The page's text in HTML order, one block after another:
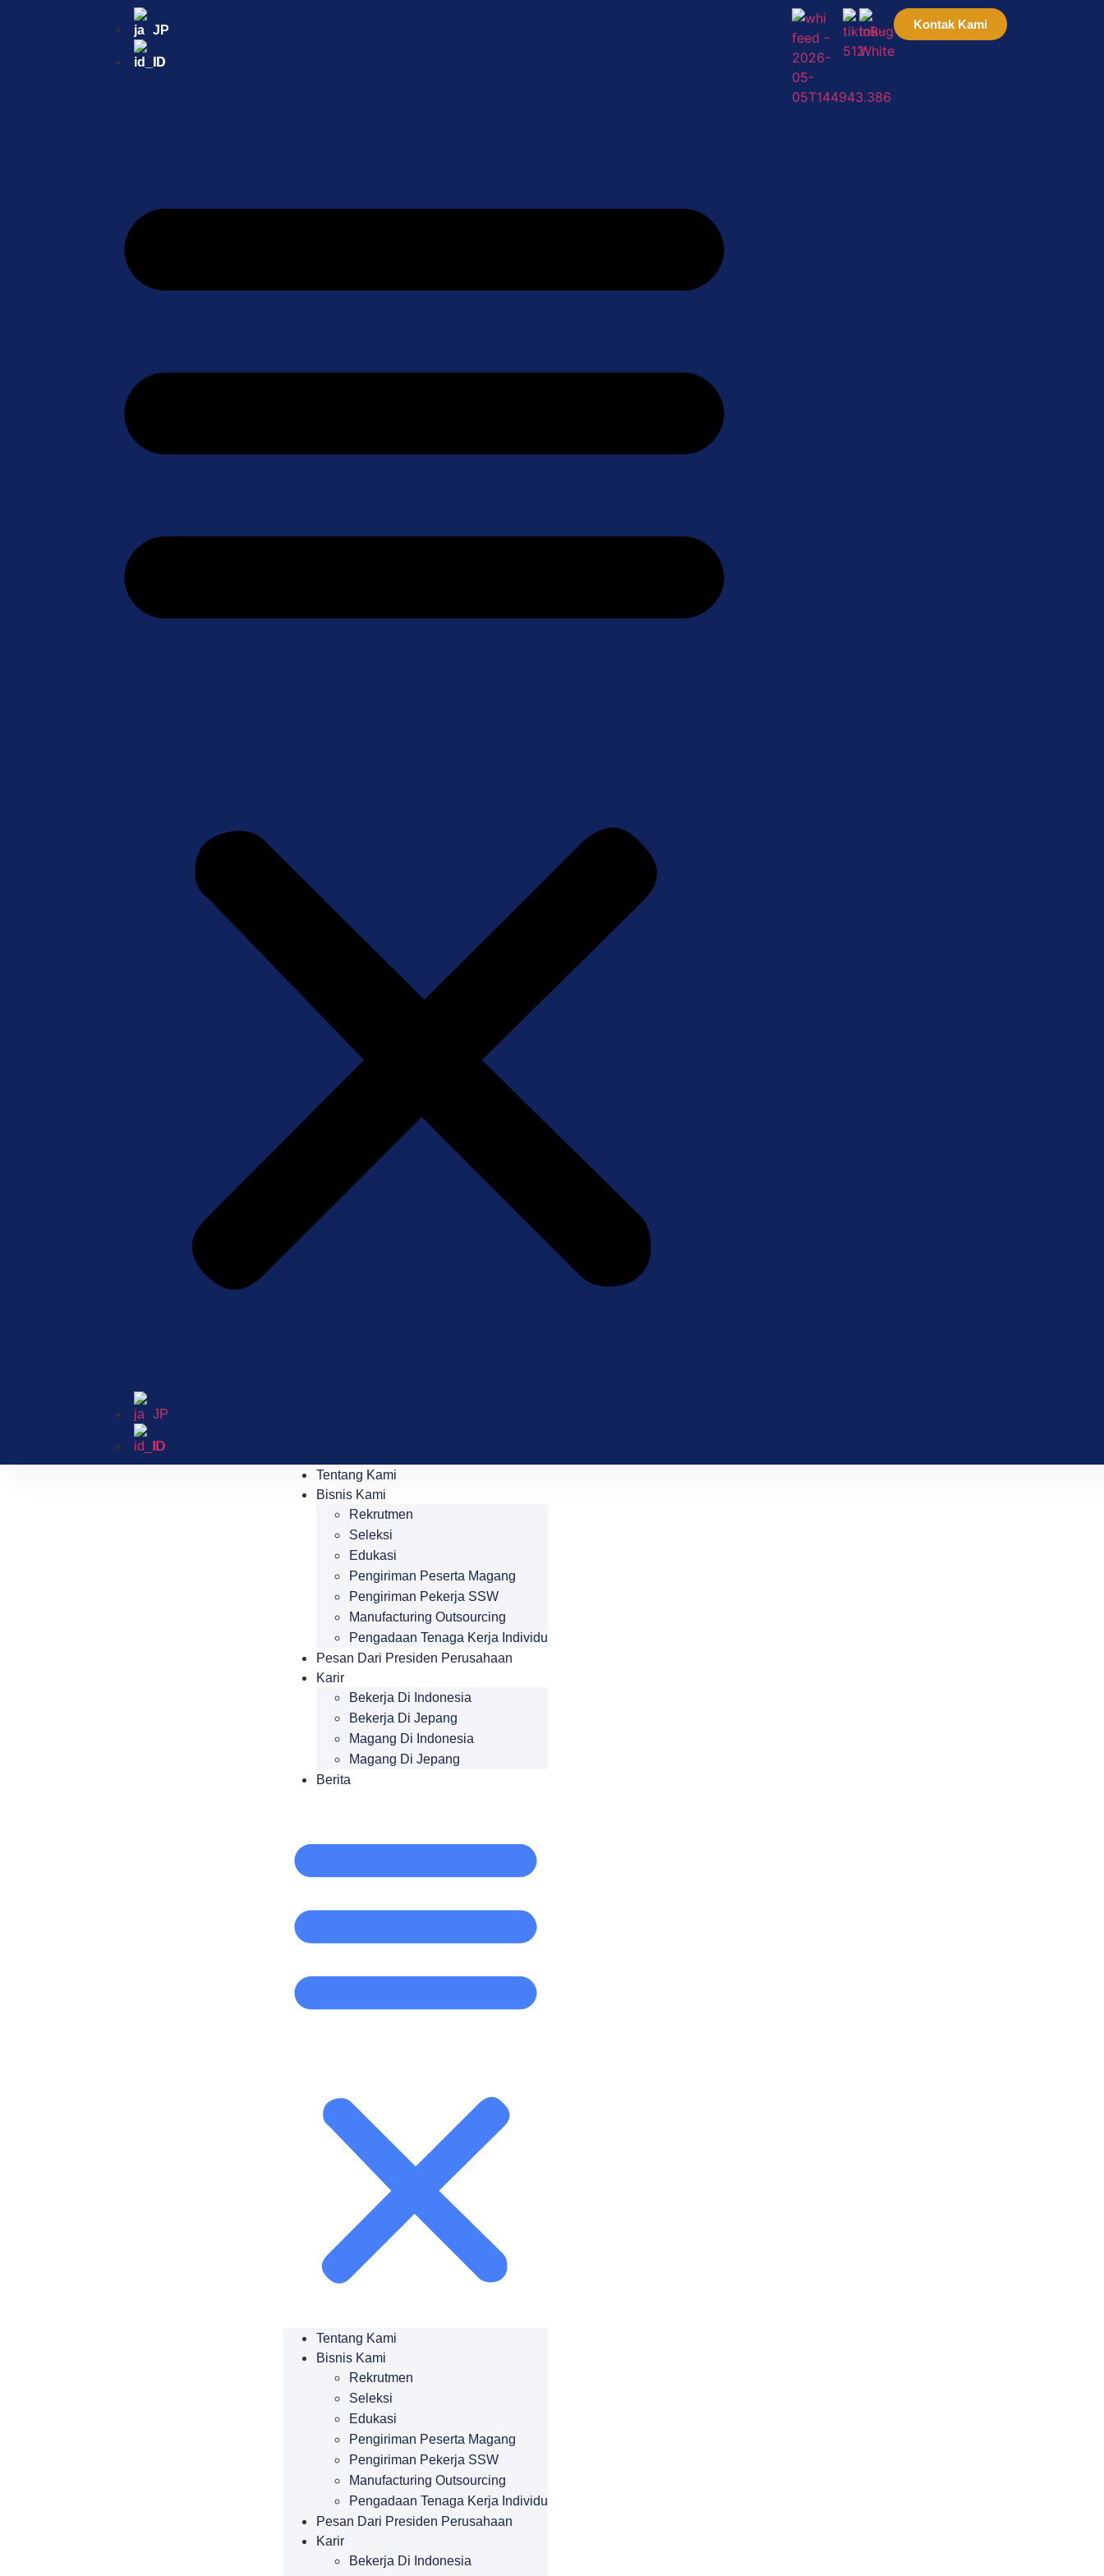
JP
ID
JP
ID
Kontak Kami
Tentang Kami
Bisnis Kami
Rekrutmen
Seleksi
Edukasi
Pengiriman Peserta Magang
Pengiriman Pekerja SSW
Manufacturing Outsourcing
Pengadaan Tenaga Kerja Individu
Pesan Dari Presiden Perusahaan
Karir
Bekerja Di Indonesia
Bekerja Di Jepang
Magang Di Indonesia
Magang Di Jepang
Berita
Tentang Kami
Bisnis Kami
Rekrutmen
Seleksi
Edukasi
Pengiriman Peserta Magang
Pengiriman Pekerja SSW
Manufacturing Outsourcing
Pengadaan Tenaga Kerja Individu
Pesan Dari Presiden Perusahaan
Karir
Bekerja Di Indonesia